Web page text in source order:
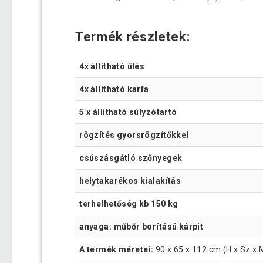
Termék részletek:
4x állítható ülés
4x állítható karfa
5 x állítható súlyzótartó
rögzítés gyorsrögzítőkkel
csúszásgátló szőnyegek
helytakarékos kialakítás
terhelhetőség kb 150 kg
anyaga: műbőr borítású kárpit
A termék méretei: 90 x 65 x 112 cm (H x Sz x